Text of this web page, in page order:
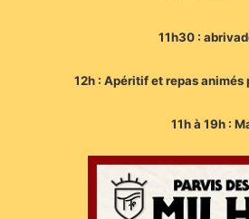
11h30 :
12h : Apéritif et repas
11h à 19h :